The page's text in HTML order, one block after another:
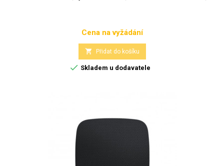
Cena
Cena na vyžádání
 Přidat do košíku
 Skladem u dodavatele